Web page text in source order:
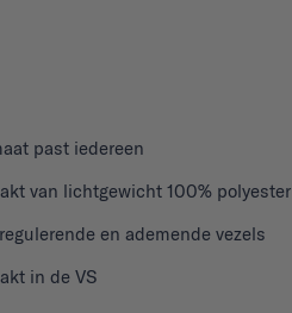
past iedereen
van lichtgewicht 100% polyester
en ademende vezels
in de VS